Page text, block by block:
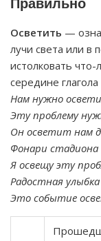
Правильно
Осветить —
лучи света или
истолковать
середине
Нам нужно
Эту проблему
Он осветит нам
Фонари стадиона
Я освещу эту
Радостная
Это событие